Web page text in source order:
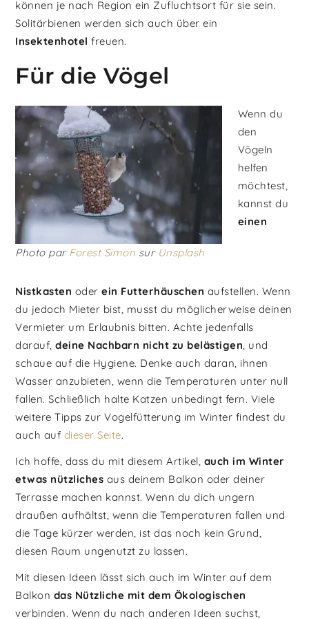
können je nach Region ein Zufluchtsort für sie sein.
Solitärbienen werden sich auch über ein
Insektenhotel freuen.
Für die Vögel
Photo par Forest Simon sur Unsplash
Wenn du
den
Vögeln
helfen
möchtest,
kannst du
einen
Nistkasten oderein Futterhäuschen aufstellen. Wenn
du jedoch Mieter bist, musst du möglicherweise deinen
Vermieter um Erlaubnis bitten. Achte jedenfalls
darauf,deine Nachbarn nicht zu belästigen, und
schaue auf die Hygiene. Denke auch daran, ihnen
Wasser anzubieten, wenn die Temperaturen unter null
fallen. Schließlich halte Katzen unbedingt fern. Viele
weitere Tipps zur Vogelfütterung im Winter findest du
auch auf dieser Seite.
Ich hoffe, dass du mit diesem Artikel, auch im Winter
etwas nützliches aus deinem Balkon oder deiner
Terrasse machen kannst. Wenn du dich ungern
draußen aufhältst, wenn die Temperaturen fallen und
die Tage kürzer werden, ist das noch kein Grund,
diesen Raum ungenutzt zu lassen.
Mit diesen Ideen lässt sich auch im Winter auf dem
Balkon das Nützliche mit dem Ökologischen
verbinden. Wenn du nach anderen Ideen suchst,